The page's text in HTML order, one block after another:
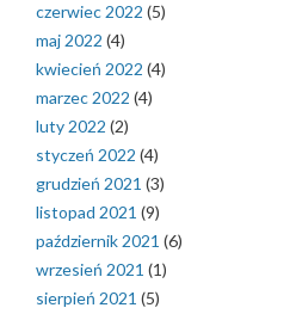
czerwiec 2022 (5)
maj 2022 (4)
kwiecień 2022 (4)
marzec 2022 (4)
luty 2022 (2)
styczeń 2022 (4)
grudzień 2021 (3)
listopad 2021 (9)
październik 2021 (6)
wrzesień 2021 (1)
sierpień 2021 (5)